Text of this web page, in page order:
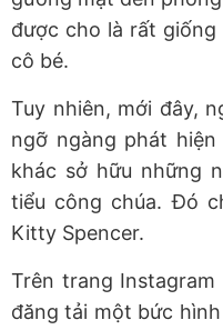
được cho là rất giống
cô bé.
Tuy nhiên, mới đây,
ngỡ ngàng phát
khác sở hữu những
tiểu công chúa. Đó
Kitty Spencer.
Trên trang
đăng tải một bức